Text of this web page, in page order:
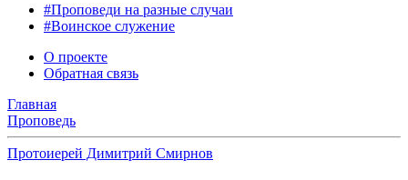
#Проповеди на разные случаи
#Воинское служение
О проекте
Обратная связь
Главная
Проповедь
Протоиерей Димитрий Смирнов